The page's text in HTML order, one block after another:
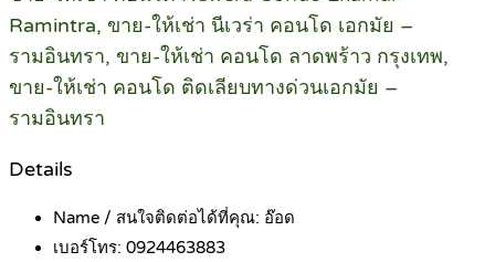
Ramintra, ขาย-ให้เช่า นีเวร่า คอนโด เอกมัย –
รามอินทรา, ขาย-ให้เช่า คอนโด ลาดพร้าว กรุงเทพ,
ขาย-ให้เช่า คอนโด ติดเลียบทางด่วนเอกมัย –
รามอินทรา
Details
Name / สนใจติดต่อได้ที่คุณ: อ๊อด
เบอร์โทร: 0924463883